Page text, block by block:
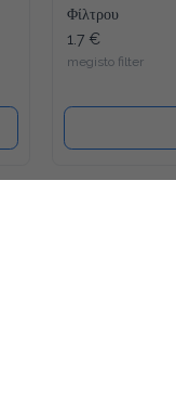
Φίλτρου
1.7 €
megisto filter